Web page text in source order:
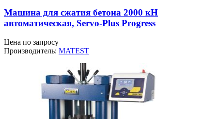
Машина для сжатия бетона 2000 кН
автоматическая, Servo-Plus Progress
Цена по запросу
Производитель: MATEST